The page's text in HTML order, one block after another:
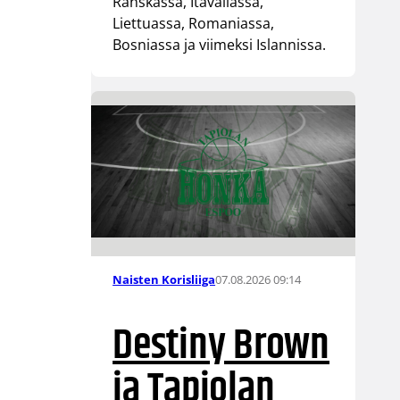
Liettuassa, Romaniassa,
Bosniassa ja viimeksi Islannissa.
Naisten Korisliiga07.08.2026 09:14
Destiny Brown